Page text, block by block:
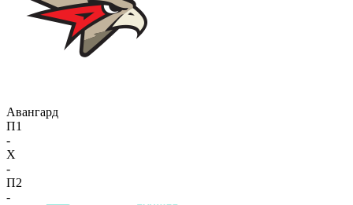
Авангард
П1
-
X
-
П2
-